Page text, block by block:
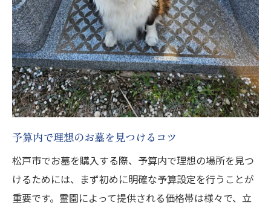
予算内で理想のお墓を見つけるコツ
松戸市でお墓を購入する際、予算内で理想の場所を見つ
けるためには、まず初めに明確な予算設定を行うことが
重要です。霊園によって提供される価格帯は様々で、立